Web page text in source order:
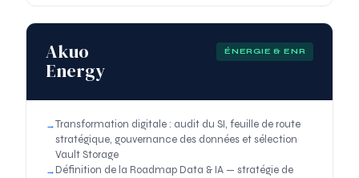
Akuo
Energy
ÉNERGIE & ENR
Transformation digitale : audit du SI, feuille de route
stratégique, gouvernance des données et sélection
Vault Storage
Définition de la Roadmap Data & IA — stratégie de